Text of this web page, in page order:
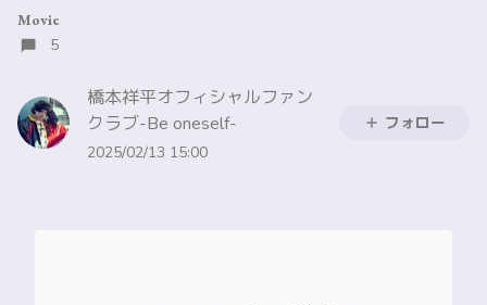
Movie
5
橋本祥平オフィシャルファン
クラブ-Be oneself-
2025/02/13 15:00
フォロー